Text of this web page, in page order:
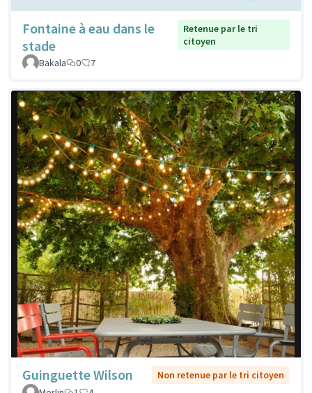
Fontaine à eau dans le
stade
Retenue par le tri
citoyen
Bakala
0 7
Guinguette Wilson
Non retenue par le tri citoyen